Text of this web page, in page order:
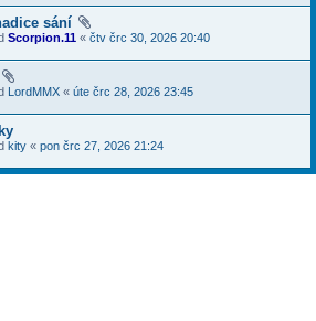
sání
Scorpion.11 « čtv črc 30, 2026 20:40
LordMMX « úte črc 28, 2026 23:45
kity « pon črc 27, 2026 21:24